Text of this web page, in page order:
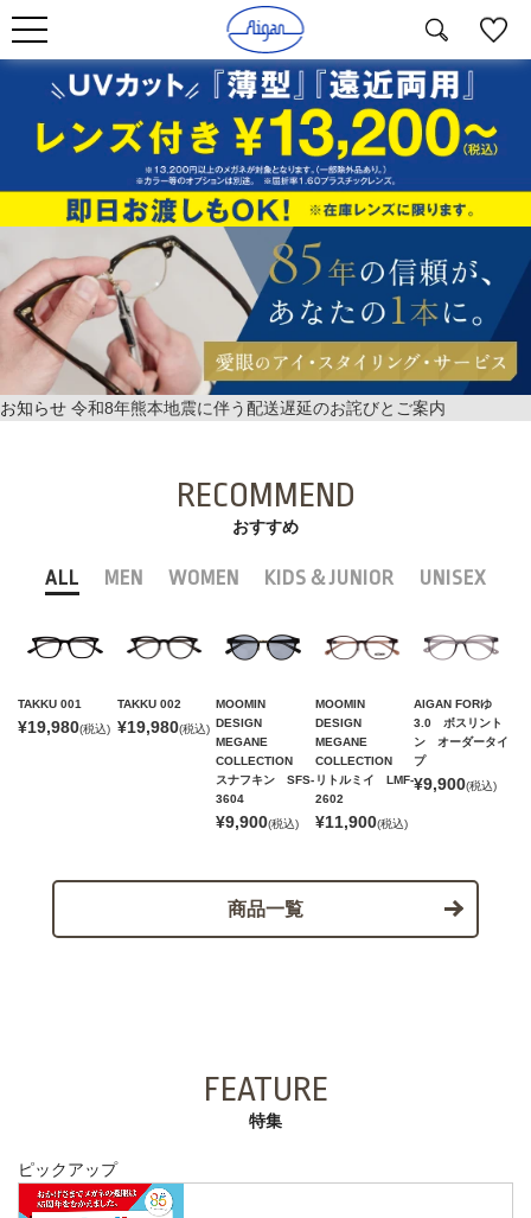
お知らせ 令和8年熊本地震に伴う配送遅延のお詫びとご案内
RECOMMEND
おすすめ
ALL MEN WOMEN KIDS＆JUNIOR UNISEX
TAKKU 001
¥19,980(税込)
TAKKU 002
¥19,980(税込)
MOOMIN
DESIGN
MEGANE
COLLECTION
スナフキン SFS-
3604
¥9,900(税込)
MOOMIN
DESIGN
MEGANE
COLLECTION
リトルミイ LMF-
2602
¥11,900(税込)
AIGAN FORゆ
3.0 ボスリント
ン オーダータイ
プ
¥9,900(税込)
商品一覧
FEATURE
特集
ピックアップ